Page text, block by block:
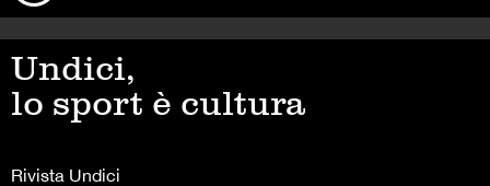
Undici,
lo sport è cultura
Rivista Undici